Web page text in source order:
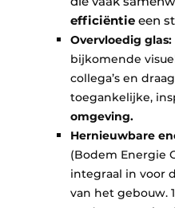
efficiëntie een
Overvloedig glas:
bijkomende
collega’s en
toegankelijke,
omgeving.
Hernieuwbare
(Bodem Energie
integraal in voor
van het gebouw.